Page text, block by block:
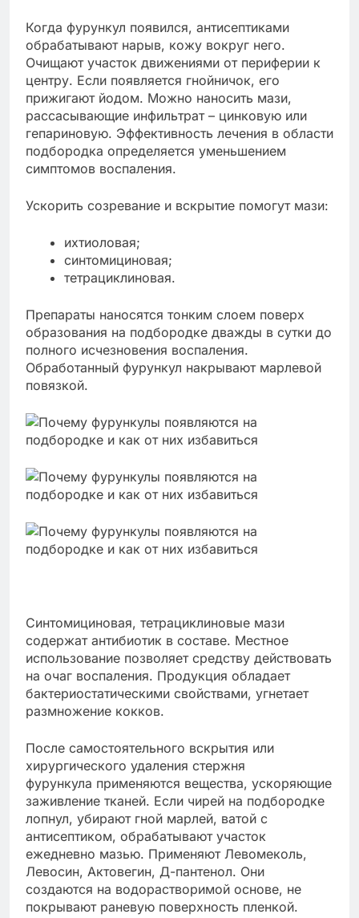
Когда фурункул появился, антисептиками
обрабатывают нарыв, кожу вокруг него.
Очищают участок движениями от периферии к
центру. Если появляется гнойничок, его
прижигают йодом. Можно наносить мази,
рассасывающие инфильтрат – цинковую или
гепариновую. Эффективность лечения в области
подбородка определяется уменьшением
симптомов воспаления.
Ускорить созревание и вскрытие помогут мази:
ихтиоловая;
синтомициновая;
тетрациклиновая.
Препараты наносятся тонким слоем поверх
образования на подбородке дважды в сутки до
полного исчезновения воспаления.
Обработанный фурункул накрывают марлевой
повязкой.
Синтомициновая, тетрациклиновые мази
содержат антибиотик в составе. Местное
использование позволяет средству действовать
на очаг воспаления. Продукция обладает
бактериостатическими свойствами, угнетает
размножение кокков.
После самостоятельного вскрытия или
хирургического удаления стержня
фурункула применяются вещества, ускоряющие
заживление тканей. Если чирей на подбородке
лопнул, убирают гной марлей, ватой с
антисептиком, обрабатывают участок
ежедневно мазью. Применяют Левомеколь,
Левосин, Актовегин, Д-пантенол. Они
создаются на водорастворимой основе, не
покрывают раневую поверхность пленкой.